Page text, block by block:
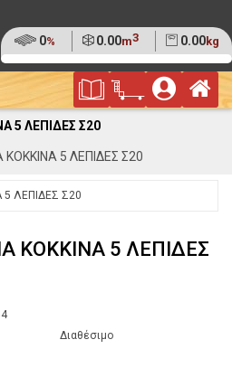
Ποσοστό
της
παλέτας
0% Όγκος
0.00m3 Βάρος
0.00kg
(0%)
Φυλλάδιο
Προσφορών
5 ΛΕΠΙΔΕΣ Σ20
5 ΛΕΠΙΔΕΣ Σ20
ΚΟΚΚΙΝΑ 5 ΛΕΠΙΔΕΣ
Διαθέσιμο